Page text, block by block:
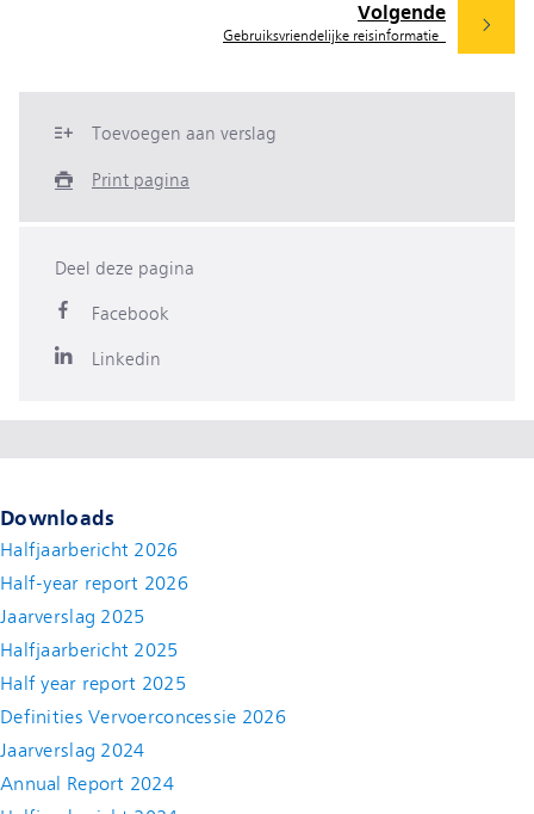
Volgende
Gebruiksvriendelijke reisinformatie
Toevoegen aan verslag
Print pagina
Deel deze pagina
Facebook
Linkedin
Downloads
Halfjaarbericht 2026
Half-year report 2026
Jaarverslag 2025
Halfjaarbericht 2025
Half year report 2025
Definities Vervoerconcessie 2026
Jaarverslag 2024
Annual Report 2024